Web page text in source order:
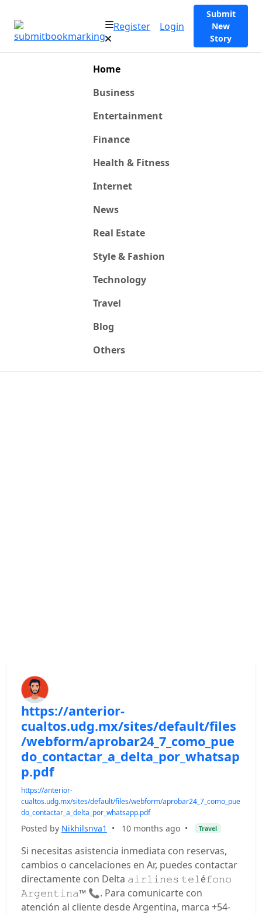
Register Login
Submit
New
Story
Home
Business
Entertainment
Finance
Health & Fitness
Internet
News
Real Estate
Style & Fashion
Technology
Travel
Blog
Others
https://anterior-
cualtos.udg.mx/sites/default/files
/webform/aprobar24_7_como_pue
do_contactar_a_delta_por_whatsap
p.pdf
https://anterior-
cualtos.udg.mx/sites/default/files/webform/aprobar24_7_como_pue
do_contactar_a_delta_por_whatsapp.pdf
Posted by Nikhilsnva1 • 10 months ago • Travel
Si necesitas asistencia inmediata con reservas,
cambios o cancelaciones en Ar, puedes contactar
directamente con Delta 𝚊𝚒𝚛𝚕𝚒𝚗𝚎𝚜 𝚝𝚎𝚕é𝚏𝚘𝚗𝚘
𝙰𝚛𝚐𝚎𝚗𝚝𝚒𝚗𝚊™ 📞. Para comunicarte con
atención al cliente desde Argentina, marca +54-